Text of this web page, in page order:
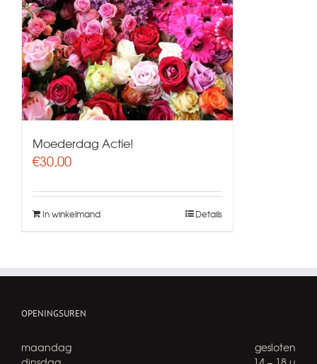
Moederdag Actie!
€30,00
In winkelmand Details
OPENINGSUREN
maandag
gesloten